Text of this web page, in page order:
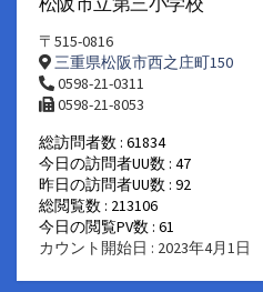
〒515-0816
三重県松阪市西之庄町150
0598-21-0311
0598-21-8053
総訪問者数 : 61834
今日の訪問者UU数 : 47
昨日の訪問者UU数 : 92
総閲覧数 : 213106
今日の閲覧PV数 : 61
カウント開始日 : 2023年4月1日